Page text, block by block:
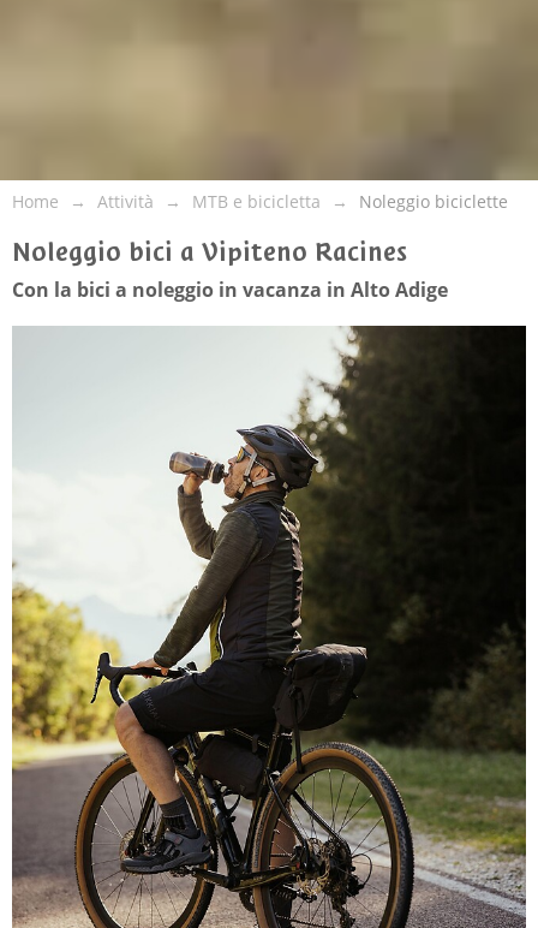
Home Attività MTB e bicicletta Noleggio biciclette
Noleggio bici a Vipiteno Racines
Con la bici a noleggio in vacanza in Alto Adige